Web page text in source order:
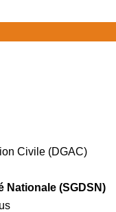
Civile (DGAC)
Nationale (SGDSN)